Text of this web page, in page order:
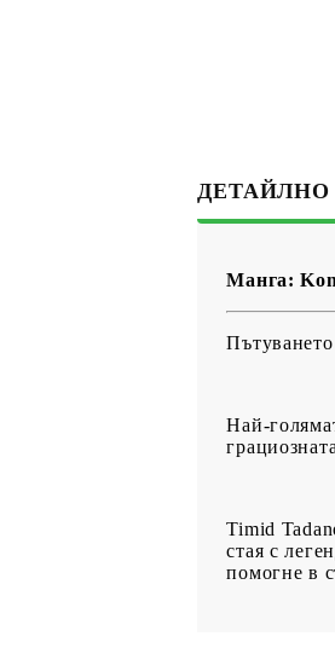
Манга:
Най-
Timid
стая с
помогне в